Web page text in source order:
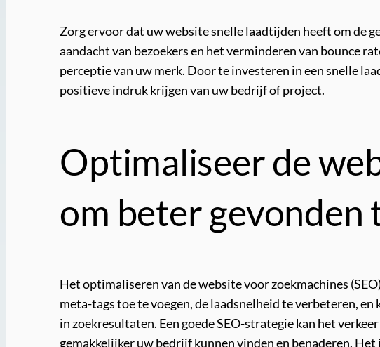
Zorg ervoor dat uw website snelle laadtijden heeft om de
aandacht van bezoekers en het verminderen van bounce
perceptie van uw merk. Door te investeren in een snelle
positieve indruk krijgen van uw bedrijf of project.
Optimaliseer de
om beter gevonden
Het optimaliseren van de website voor zoekmachines
meta-tags toe te voegen, de laadsnelheid te verbeteren,
in zoekresultaten. Een goede SEO-strategie kan het
gemakkelijker uw bedrijf kunnen vinden en benaderen.